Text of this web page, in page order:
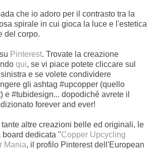
che io adoro per il contrasto tra la
spirale in cui gioca la luce e l'estetica
del corpo.
Pinterest. Trovate la creazione
qui, se vi piace potete cliccare sul
e se volete condividere
gli ashtag #upcopper (quello
e #tubidesign... dopodiché avrete il
forever and ever!
altre creazioni belle ed originali, le
dedicata "Copper Upcycling
Mania, il profilo Pinterest dell'European